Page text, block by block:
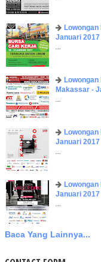
Januari 2017
...
Makassar -
...
Januari 2017
...
Januari 2017
...
Baca Yang Lainnya...